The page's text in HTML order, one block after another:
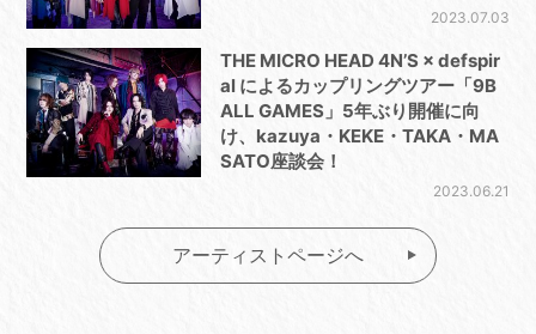
2023.07.03
THE MICRO HEAD 4N’S × defspir
al によるカップリングツアー「9B
ALL GAMES」5年ぶり開催に向
け、kazuya・KEKE・TAKA・MA
SATO座談会！
2023.06.21
アーティストページへ